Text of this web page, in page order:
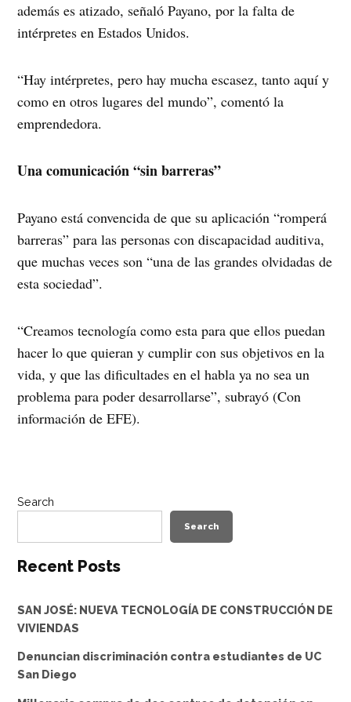
además es atizado, señaló Payano, por la falta de
intérpretes en Estados Unidos.
“Hay intérpretes, pero hay mucha escasez, tanto aquí y
como en otros lugares del mundo”, comentó la
emprendedora.
Una comunicación “sin barreras”
Payano está convencida de que su aplicación “romperá
barreras” para las personas con discapacidad auditiva,
que muchas veces son “una de las grandes olvidadas de
esta sociedad”.
“Creamos tecnología como esta para que ellos puedan
hacer lo que quieran y cumplir con sus objetivos en la
vida, y que las dificultades en el habla ya no sea un
problema para poder desarrollarse”, subrayó (Con
información de EFE).
Search
Search
Recent Posts
SAN JOSÉ: NUEVA TECNOLOGÍA DE CONSTRUCCIÓN DE
VIVIENDAS
Denuncian discriminación contra estudiantes de UC
San Diego